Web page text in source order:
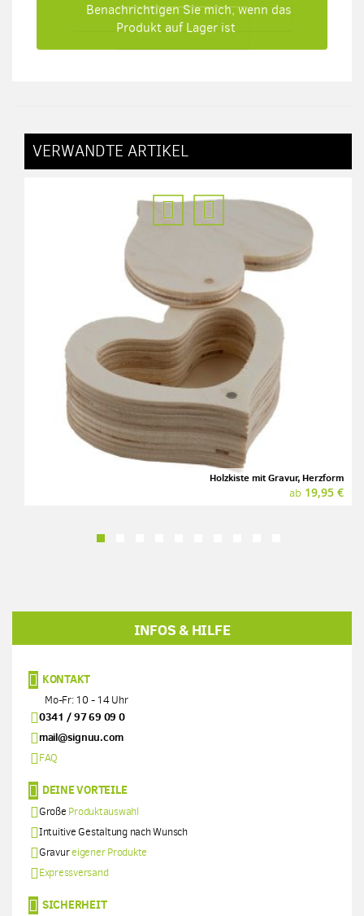
Benachrichtigen Sie mich, wenn das
Produkt auf Lager ist
VERWANDTE ARTIKEL
Holzkiste mit Gravur, Herzform
ab 19,95 €
INFOS & HILFE
KONTAKT
Mo-Fr: 10 - 14 Uhr
0341 / 97 69 09 0
mail@signuu.com
FAQ
DEINE VORTEILE
Große Produktauswahl
Intuitive Gestaltung nach Wunsch
Gravureigener Produkte
Expressversand
SICHERHEIT